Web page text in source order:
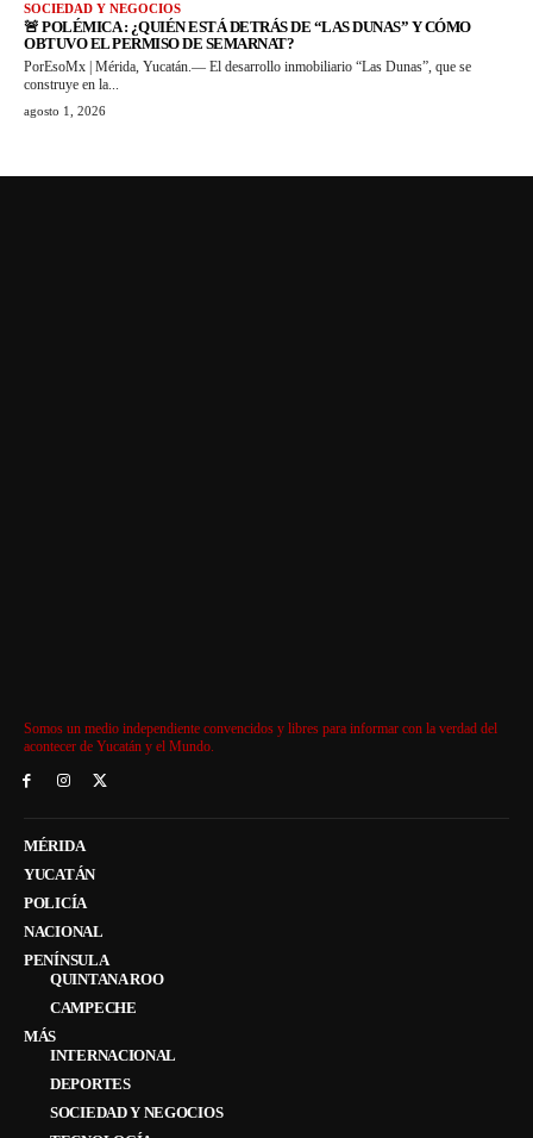
SOCIEDAD Y NEGOCIOS
🚨 POLÉMICA : ¿QUIÉN ESTÁ DETRÁS DE “LAS DUNAS” Y CÓMO
OBTUVO EL PERMISO DE SEMARNAT?
PorEsoMx | Mérida, Yucatán.— El desarrollo inmobiliario “Las Dunas”, que se
construye en la...
agosto 1, 2026
Somos un medio independiente convencidos y libres para informar con la verdad del
acontecer de Yucatán y el Mundo.
MÉRIDA
YUCATÁN
POLICÍA
NACIONAL
PENÍNSULA
QUINTANA ROO
CAMPECHE
MÁS
INTERNACIONAL
DEPORTES
SOCIEDAD Y NEGOCIOS